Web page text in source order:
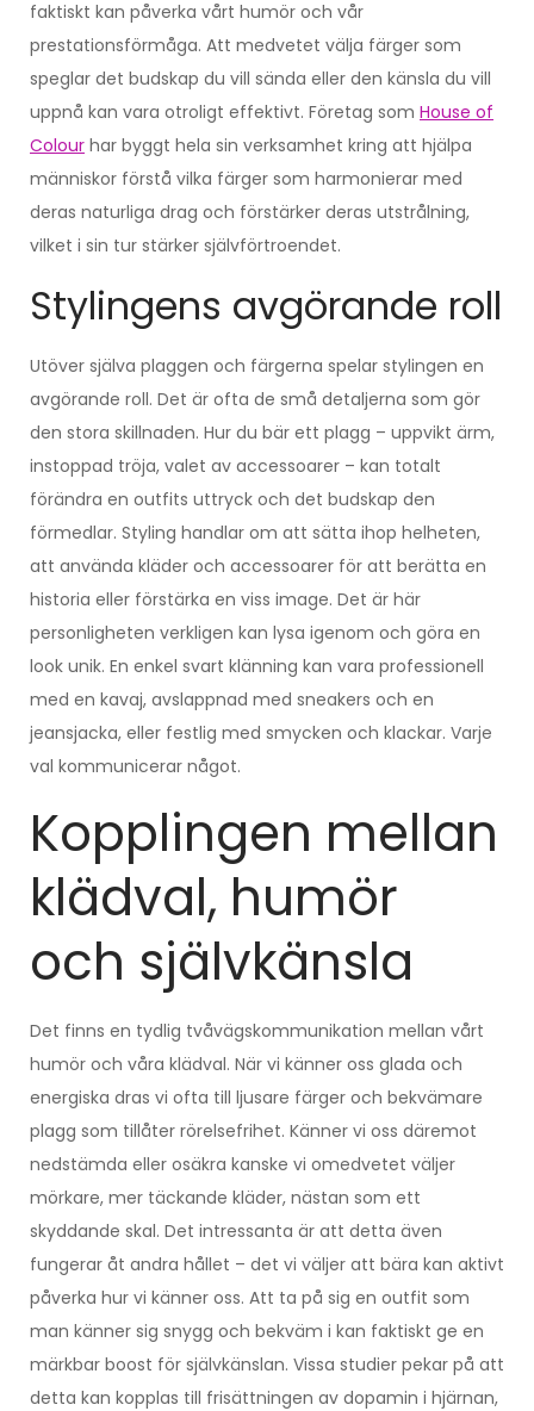
faktiskt kan påverka vårt humör och vår
prestationsförmåga. Att medvetet välja färger som
speglar det budskap du vill sända eller den känsla du vill
uppnå kan vara otroligt effektivt. Företag som House of
Colour har byggt hela sin verksamhet kring att hjälpa
människor förstå vilka färger som harmonierar med
deras naturliga drag och förstärker deras utstrålning,
vilket i sin tur stärker självförtroendet.
Stylingens avgörande roll
Utöver själva plaggen och färgerna spelar stylingen en
avgörande roll. Det är ofta de små detaljerna som gör
den stora skillnaden. Hur du bär ett plagg – uppvikt ärm,
instoppad tröja, valet av accessoarer – kan totalt
förändra en outfits uttryck och det budskap den
förmedlar. Styling handlar om att sätta ihop helheten,
att använda kläder och accessoarer för att berätta en
historia eller förstärka en viss image. Det är här
personligheten verkligen kan lysa igenom och göra en
look unik. En enkel svart klänning kan vara professionell
med en kavaj, avslappnad med sneakers och en
jeansjacka, eller festlig med smycken och klackar. Varje
val kommunicerar något.
Kopplingen mellan
klädval, humör
och självkänsla
Det finns en tydlig tvåvägskommunikation mellan vårt
humör och våra klädval. När vi känner oss glada och
energiska dras vi ofta till ljusare färger och bekvämare
plagg som tillåter rörelsefrihet. Känner vi oss däremot
nedstämda eller osäkra kanske vi omedvetet väljer
mörkare, mer täckande kläder, nästan som ett
skyddande skal. Det intressanta är att detta även
fungerar åt andra hållet – det vi väljer att bära kan aktivt
påverka hur vi känner oss. Att ta på sig en outfit som
man känner sig snygg och bekväm i kan faktiskt ge en
märkbar boost för självkänslan. Vissa studier pekar på att
detta kan kopplas till frisättningen av dopamin i hjärnan,